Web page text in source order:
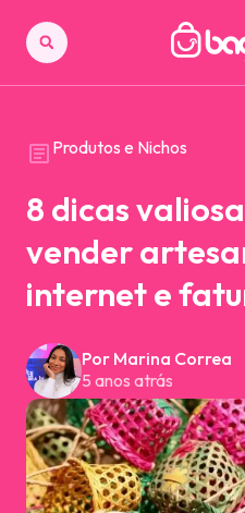
Produtos e Nichos
8 dicas
vender
internet e
Por Marina Correa
5 anos atrás